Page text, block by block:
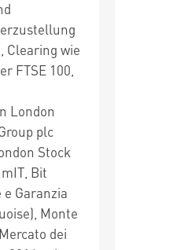
Clearing wie
FTSE 100,
London
plc
Stock
Bit
Garanzia
Monte
dei